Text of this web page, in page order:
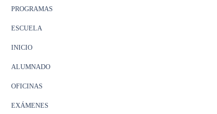
PROGRAMAS
ESCUELA
INICIO
ALUMNADO
OFICINAS
EXÁMENES